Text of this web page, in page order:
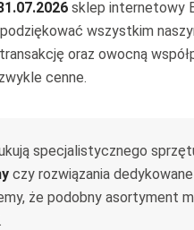
sklep internetowy
wszystkim
oraz owocną
cenne.
specjalistycznego
czy rozwiązania
że podobny asortyment
.